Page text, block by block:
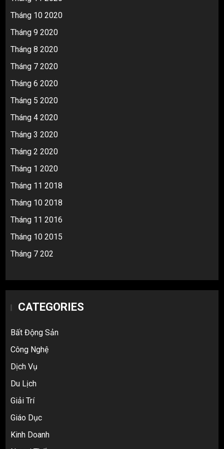
Tháng 10 2020
Tháng 9 2020
Tháng 8 2020
Tháng 7 2020
Tháng 6 2020
Tháng 5 2020
Tháng 4 2020
Tháng 3 2020
Tháng 2 2020
Tháng 1 2020
Tháng 11 2018
Tháng 10 2018
Tháng 11 2016
Tháng 10 2015
Tháng 7 202
CATEGORIES
Bất Động Sản
Công Nghệ
Dịch Vụ
Du Lịch
Giải Trí
Giáo Dục
Kinh Doanh